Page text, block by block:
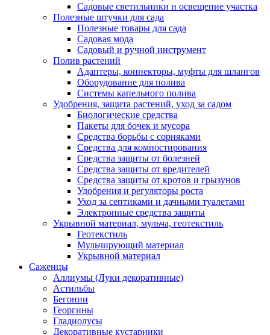
Садовые светильники и освещение участка
Полезные штучки для сада
Полезные товары для сада
Садовая мода
Садовый и ручной инструмент
Полив растений
Адаптеры, коннекторы, муфты для шлангов
Оборудование для полива
Системы капельного полива
Удобрения, защита растений, уход за садом
Биологические средства
Пакеты для бочек и мусора
Средства борьбы с сорняками
Средства для компостирования
Средства защиты от болезней
Средства защиты от вредителей
Средства защиты от кротов и грызунов
Удобрения и регуляторы роста
Уход за септиками и дачными туалетами
Электронные средства защиты
Укрывной материал, мульча, геотекстиль
Геотекстиль
Мульчирующий материал
Укрывной материал
Саженцы
Аллиумы (Луки декоративные)
Астильбы
Бегонии
Георгины
Гладиолусы
Декоративные кустарники